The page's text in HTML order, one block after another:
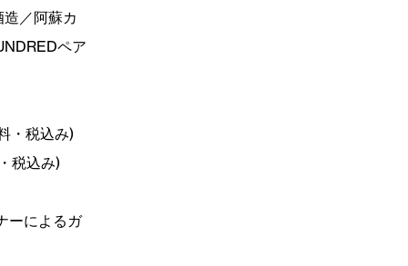
／阿蘇カ
ペア
・税込み)
税込み)
ーによるガ